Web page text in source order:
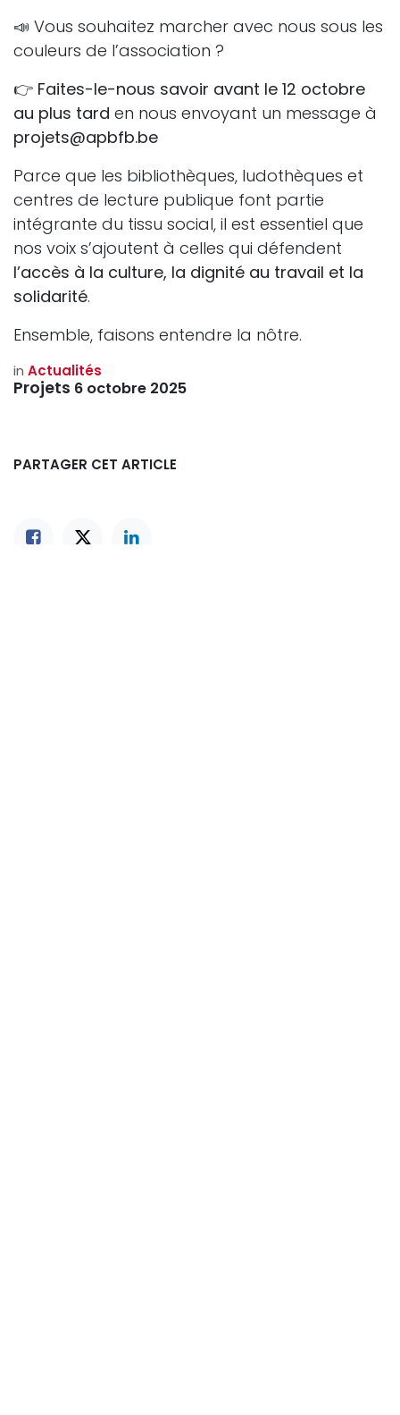
📣 Vous souhaitez marcher avec nous sous les
couleurs de l’association ?
👉 Faites-le-nous savoir avant le 12 octobre
au plus tard en nous envoyant un message à
projets@apbfb.be
Parce que les bibliothèques, ludothèques et
centres de lecture publique font partie
intégrante du tissu social, il est essentiel que
nos voix s’ajoutent à celles qui défendent
l’accès à la culture, la dignité au travail et la
solidarité.
Ensemble, faisons entendre la nôtre.
in Actualités
Projets 6 octobre 2025
PARTAGER CET ARTICLE